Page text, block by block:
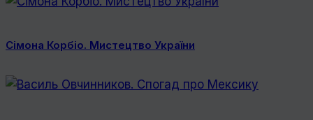
Сімона Корбіо. Мистецтво України